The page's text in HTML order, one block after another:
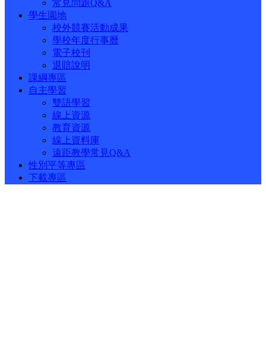
常見問題Q&A
學生園地
校外競賽活動成果
學校年度行事曆
電子校刊
退賠說明
課綱專區
自主學習
雙語學習
線上資源
教育資源
線上資料庫
遠距教學常見Q&A
性別平等專區
下載專區